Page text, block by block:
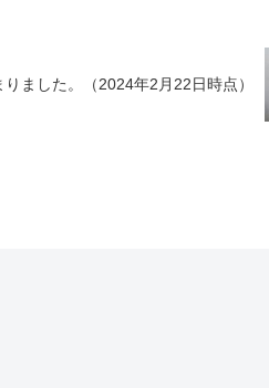
ました。（2024年2月22日時点）